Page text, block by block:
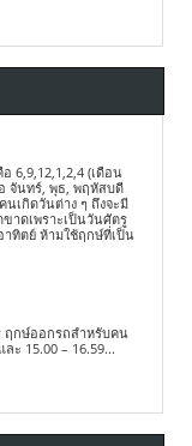
6,9,12,1,2,4 (เดือน
จันทร์, พุธ, พฤหัสบดี
เกิดวันต่าง ๆ ถึงจะมี
าดเพราะเป็นวันศัตรู
ทิตย์ ห้ามใช้ฤกษ์ที่เป็น
ฤกษ์ออกรถสำหรับคน
ะ 15.00 – 16.59...